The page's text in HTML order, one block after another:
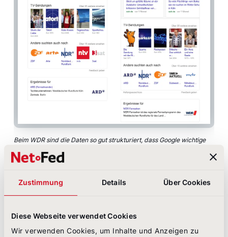
Zustimmung Details Über Cookies
Diese Webseite verwendet Cookies
Wir verwenden Cookies, um Inhalte und Anzeigen zu
Beim WDR sind die Daten so gut strukturiert, dass Google wichtige
ganz oben in der Rich Card darstellen kann.
Außerdem stellt Google selbst einen sogenannten
Seite können Sie Ihre strukturierten Daten auf
Verfügbarkeit und Vollständigkeit prüfen.